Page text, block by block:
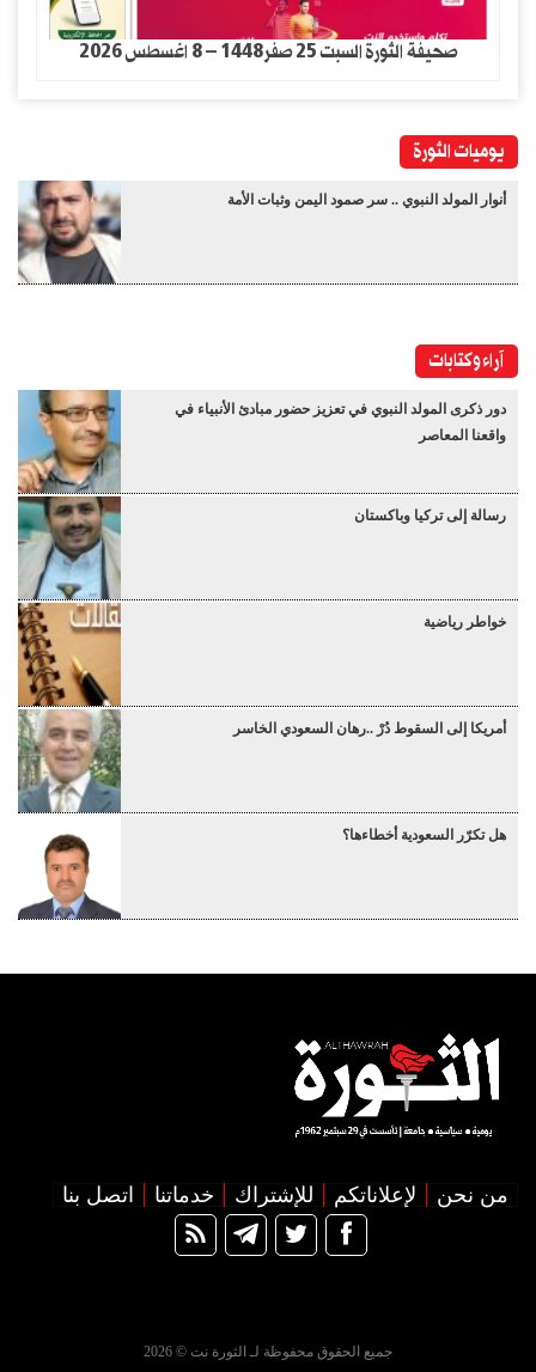
صحيفة الثورة السبت 25 صفر1448 – 8 اغسطس 2026
يوميات الثورة
أنوار المولد النبوي .. سر صمود اليمن وثبات الأمة
آراء وكتابات
دور ذكرى المولد النبوي في تعزيز حضور مبادئ الأنبياء في
واقعنا المعاصر
رسالة إلى تركيا وباكستان
خواطر رياضية
أمريكا إلى السقوط دُرْ ..رهان السعودي الخاسر
هل تكرّر السعودية أخطاءها؟
من نحن لإعلاناتكم للإشتراك خدماتنا اتصل بنا
جميع الحقوق محفوظة لـ الثورة نت © 2026